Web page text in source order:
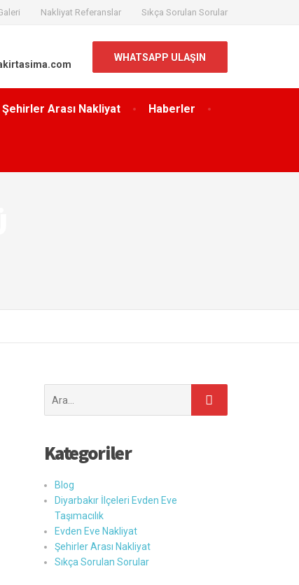
Nakliyat Referanslar Sıkça Sorulan Sorular
Şehirler Arası Nakliyat Haberler
WHATSAPP ULAŞIN
ara:
Kategoriler
Blog
Diyarbakır İlçeleri Evden Eve
Taşımacılık
Evden Eve Nakliyat
Şehirler Arası Nakliyat
Sıkça Sorulan Sorular